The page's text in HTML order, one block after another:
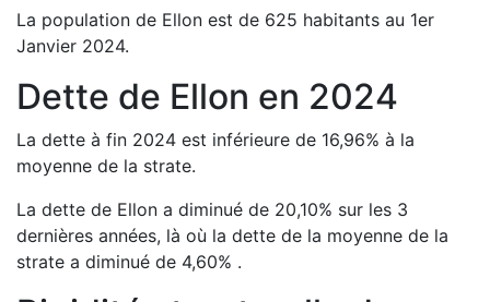
La population de Ellon est de 625 habitants au 1er
Janvier 2024.
Dette de Ellon en 2024
La dette à fin 2024 est inférieure de 16,96% à la
moyenne de la strate.
La dette de Ellon a diminué de 20,10% sur les 3
dernières années, là où la dette de la moyenne de la
strate a diminué de 4,60% .